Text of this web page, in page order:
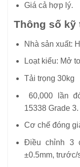
Giá cả hợp lý.
Thông số kỹ
Nhà sản xuất:
Loạt kiểu: Mở
Tải trọng 30kg
60,000 lần
15338 Grade 3.
Cơ chế đóng
Điều chỉnh 3
±0.5mm, trước/